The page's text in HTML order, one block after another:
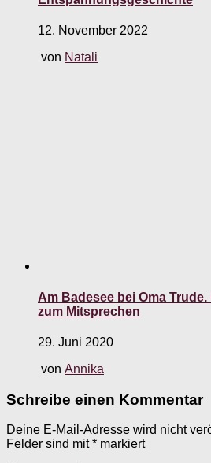
12. November 2022
von Natali
Am Badesee bei Oma
zum Mitsprechen
29. Juni 2020
von Annika
Schreibe einen Kommentar
Deine E-Mail-Adresse wird nicht
Felder sind mit* markiert